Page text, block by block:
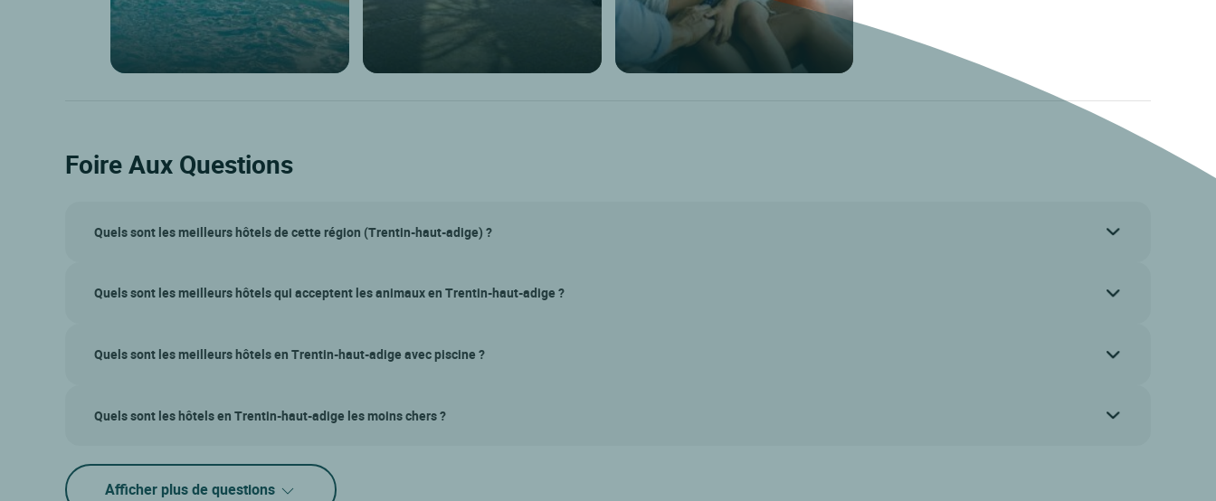
Foire Aux Questions
Quels sont les meilleurs hôtels de cette région (Trentin-haut-adige) ?
Quels sont les meilleurs hôtels qui acceptent les animaux en Trentin-haut-adige ?
Quels sont les meilleurs hôtels en Trentin-haut-adige avec piscine ?
Quels sont les hôtels en Trentin-haut-adige les moins chers ?
Afficher plus de questions